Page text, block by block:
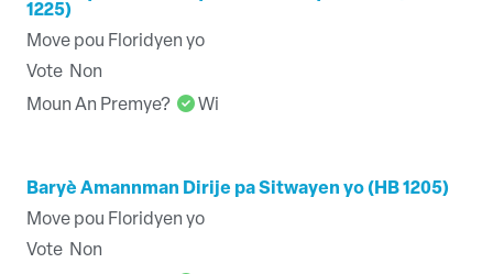
1225)
Move pou Floridyen yo
Vote Non
Moun An Premye?
Wi
Baryè Amannman Dirije pa Sitwayen yo (HB 1205)
Move pou Floridyen yo
Vote Non